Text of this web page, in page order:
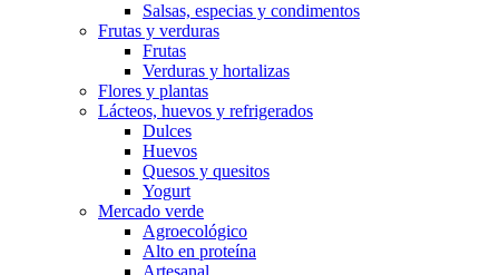
Salsas, especias y condimentos
Frutas y verduras
Frutas
Verduras y hortalizas
Flores y plantas
Lácteos, huevos y refrigerados
Dulces
Huevos
Quesos y quesitos
Yogurt
Mercado verde
Agroecológico
Alto en proteína
Artesanal